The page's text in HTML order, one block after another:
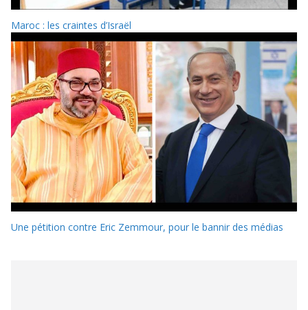
Maroc : les craintes d’Israël
Une pétition contre Eric Zemmour, pour le bannir des médias